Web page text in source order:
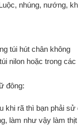
nhúng, nướng,
túi hút chân không
nilon hoặc trong
đông:
khi rã thì bạn phải sử
làm như vậy làm thịt